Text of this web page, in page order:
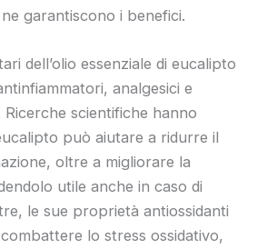
garantiscono i benefici.
dell’olio essenziale di eucalipto
analgesici e
scientifiche hanno
può aiutare a ridurre il
oltre a migliorare la
utile anche in caso di
le sue proprietà antiossidanti
lo stress ossidativo,